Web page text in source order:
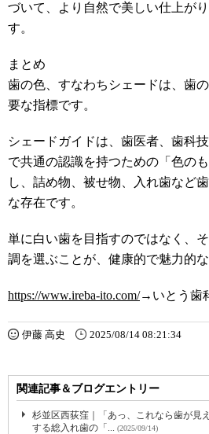
づいて、より自然で美しい仕上が
す。
まとめ
歯の色、すなわちシェードは、歯
要な指標です。
シェードガイドは、歯医者、歯科
で共通の認識を持つための「色の
し、詰め物、被せ物、入れ歯など
な存在です。
単に白い歯を目指すのではなく、
調を選ぶことが、健康的で魅力的
https://www.ireba-ito.com/→いとう歯
伊藤 高史 2025/08/14 08:21:34
関連記事＆ブログエントリー
杉並区西荻窪｜「あっ、これなら歯が見
する総入れ歯の「... (2025/09/14)